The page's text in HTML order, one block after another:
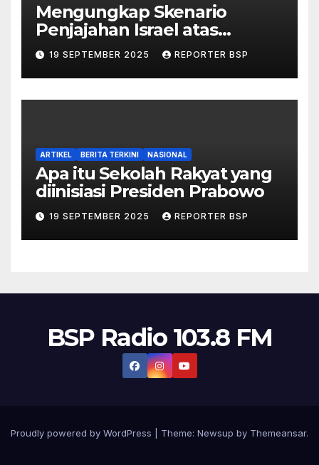
Mengungkap Skenario
Penjajahan Israel atas
Palestina dalam Buku Ilan
Pappé
19 SEPTEMBER 2025 REPORTER BSP
ARTIKEL BERITA TERKINI NASIONAL
Apa itu Sekolah Rakyat yang
diinisiasi Presiden Prabowo
19 SEPTEMBER 2025 REPORTER BSP
BSP Radio 103.8 FM
Proudly powered by WordPress Theme: Newsup by Themeansar.